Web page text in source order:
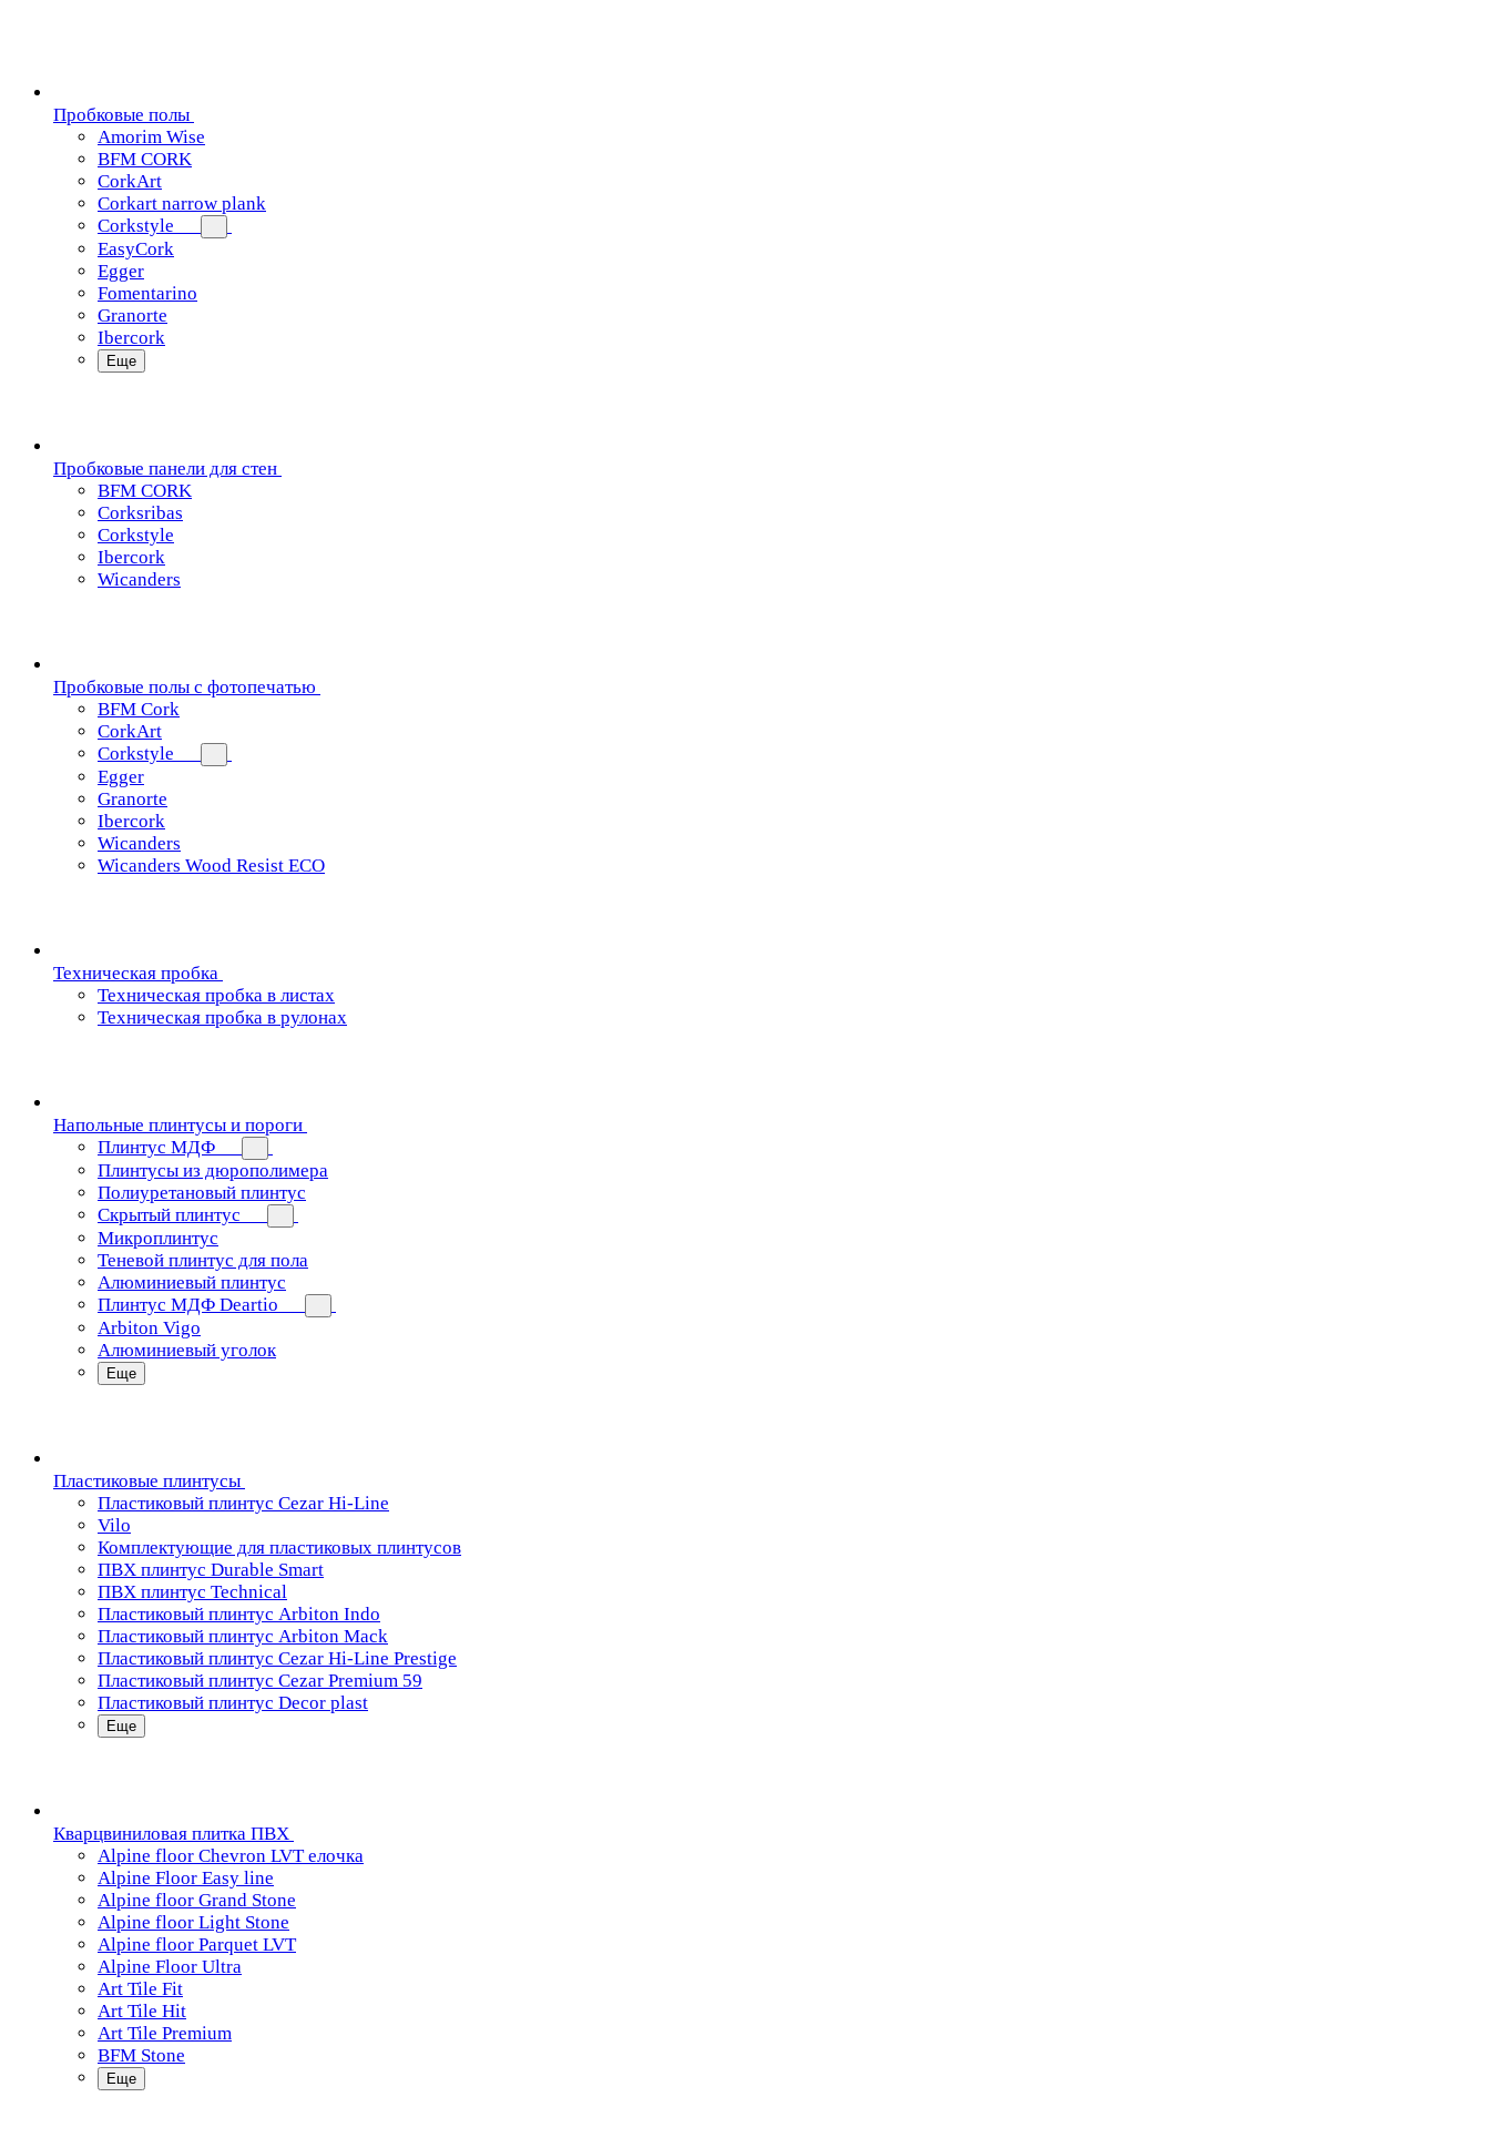
Пробковые полы
Amorim Wise
BFM CORK
CorkArt
Corkart narrow plank
Corkstyle
EasyCork
Egger
Fomentarino
Granorte
Ibercork
Еще
Пробковые панели для стен
BFM CORK
Corksribas
Corkstyle
Ibercork
Wicanders
Пробковые полы с фотопечатью
BFM Cork
CorkArt
Corkstyle
Egger
Granorte
Ibercork
Wicanders
Wicanders Wood Resist ECO
Техническая пробка
Техническая пробка в листах
Техническая пробка в рулонах
Напольные плинтусы и пороги
Плинтус МДФ
Плинтусы из дюрополимера
Полиуретановый плинтус
Скрытый плинтус
Микроплинтус
Теневой плинтус для пола
Алюминиевый плинтус
Плинтус МДФ Deartio
Arbiton Vigo
Алюминиевый уголок
Еще
Пластиковые плинтусы
Пластиковый плинтус Cezar Hi-Line
Vilo
Комплектующие для пластиковых плинтусов
ПВХ плинтус Durable Smart
ПВХ плинтус Technical
Пластиковый плинтус Arbiton Indo
Пластиковый плинтус Arbiton Mack
Пластиковый плинтус Cezar Hi-Line Prestige
Пластиковый плинтус Cezar Premium 59
Пластиковый плинтус Decor plast
Еще
Кварцвиниловая плитка ПВХ
Alpine floor Chevron LVT елочка
Alpine Floor Easy line
Alpine floor Grand Stone
Alpine floor Light Stone
Alpine floor Parquet LVT
Alpine Floor Ultra
Art Tile Fit
Art Tile Hit
Art Tile Premium
BFM Stone
Еще